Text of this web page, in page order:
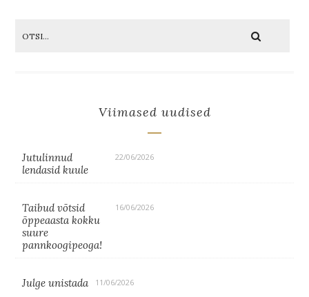
Viimased uudised
Jutulinnud
lendasid kuule
22/06/2026
Taibud võtsid
õppeaasta kokku
suure
pannkoogipeoga!
16/06/2026
Julge unistada 11/06/2026